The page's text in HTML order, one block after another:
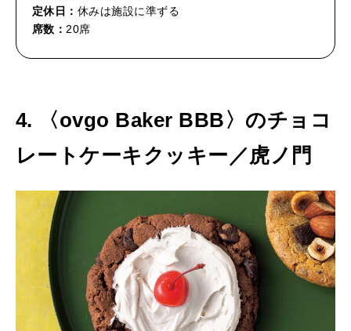
定休日： 休みは施設に準ずる
席数： 20席
4. 〈ovgo Baker BBB〉のチョコ
レートケーキクッキー／虎ノ門